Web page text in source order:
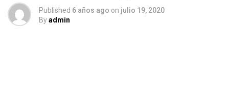
Published 6 años ago on julio 19, 2020
Byadmin